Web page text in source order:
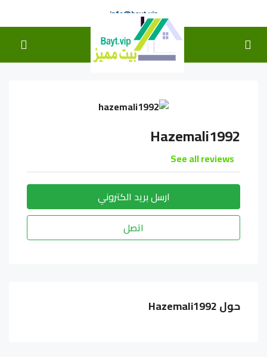
info@bayt.vip
Hazemali1992
See all reviews
ارسل بريد الكتروني
اتصل
حول Hazemali1992